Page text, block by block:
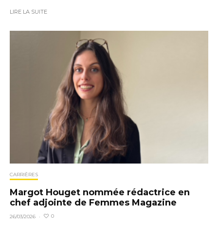
LIRE LA SUITE
CARRIÈRES
Margot Houget nommée rédactrice en
chef adjointe de Femmes Magazine
26/03/2026 · 0